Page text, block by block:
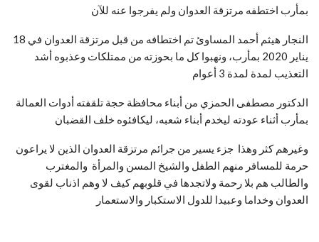
بمأرب اختطفه مرتزقة العدوان ولم يفرجوا عنه للآن
النجار هيثم أحمد المساوئ تم اختطافه من قبل مرتزقة العدوان في 18
يناير 2020 بمأرب، ونهبوا كل ما بحوزته من ممتلكات وعذبوه أشد
التعذيب لمدة لمدة 3 أعوام
الدكتور مصطفى الحمزي من أبناء محافظة حجة تلقفته أدوات العمالة
بمأرب أثناء عودته ليخدم أبناء شعبه، ليكافئوه خلف القضبان
وغيرهم كثر وهذا جزء يسير من جرائم مرتزقة العدوان الذين لا يراعون
حرمة للمسافر منهم الطفل والشيخ المسن والمرأة والمغترب
والطالب هم بلا رحمة ولاتجدها في قلوبهم كيف لا وهم اذناب لقوى
العدوان وخداما وعبيدا للدول الاستكبار والاستعمار